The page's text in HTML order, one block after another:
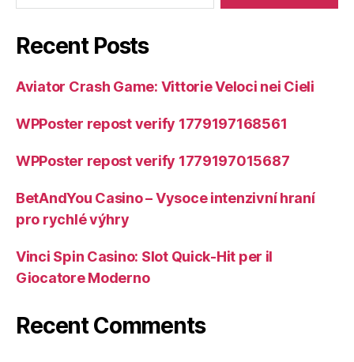
Recent Posts
Aviator Crash Game: Vittorie Veloci nei Cieli
WPPoster repost verify 1779197168561
WPPoster repost verify 1779197015687
BetAndYou Casino – Vysoce intenzivní hraní
pro rychlé výhry
Vinci Spin Casino: Slot Quick‑Hit per il
Giocatore Moderno
Recent Comments